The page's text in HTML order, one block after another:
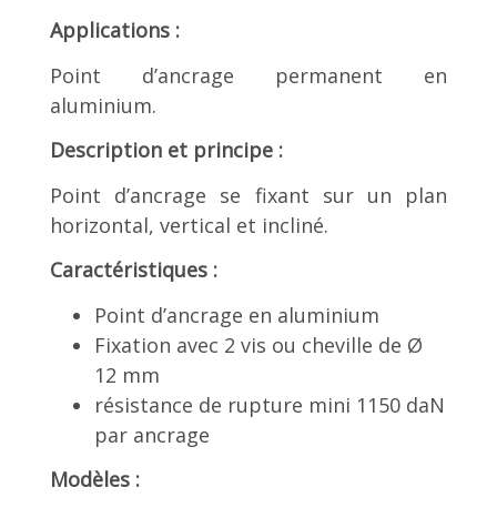
Applications :
Point d’ancrage permanent en
aluminium.
Description et principe :
Point d’ancrage se fixant sur un plan
horizontal, vertical et incliné.
Caractéristiques :
Point d’ancrage en aluminium
Fixation avec 2 vis ou cheville de Ø
12 mm
résistance de rupture mini 1150 daN
par ancrage
Modèles :